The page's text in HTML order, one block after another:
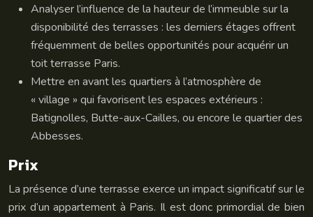
Analyser l’influence de la hauteur de l’immeuble sur la
disponibilité des terrasses : les derniers étages offrent
fréquemment de belles opportunités pour acquérir un
toit terrasse Paris.
Mettre en avant les quartiers à l’atmosphère de
« village » qui favorisent les espaces extérieurs :
Batignolles, Butte-aux-Cailles, ou encore le quartier des
Abbesses.
Prix
La présence d’une terrasse exerce un impact significatif sur le
prix d’un appartement à Paris. Il est donc primordial de bien